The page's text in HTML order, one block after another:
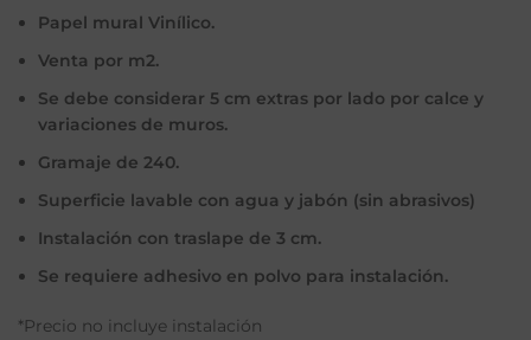
Papel mural Vinílico.
Venta por m2.
Se debe considerar 5 cm extras por lado por calce y
variaciones de muros.
Gramaje de 240.
Superficie lavable con agua y jabón (sin abrasivos)
Instalación con traslape de 3 cm.
Se requiere adhesivo en polvo para instalación.
*Precio no incluye instalación